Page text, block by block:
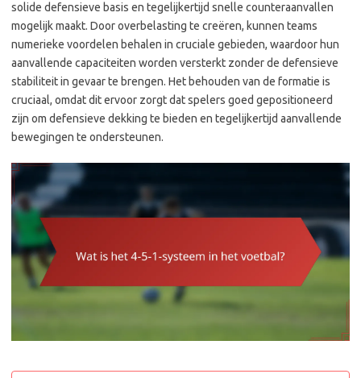
solide defensieve basis en tegelijkertijd snelle counteraanvallen
mogelijk maakt. Door overbelasting te creëren, kunnen teams
numerieke voordelen behalen in cruciale gebieden, waardoor hun
aanvallende capaciteiten worden versterkt zonder de defensieve
stabiliteit in gevaar te brengen. Het behouden van de formatie is
cruciaal, omdat dit ervoor zorgt dat spelers goed gepositioneerd
zijn om defensieve dekking te bieden en tegelijkertijd aanvallende
bewegingen te ondersteunen.